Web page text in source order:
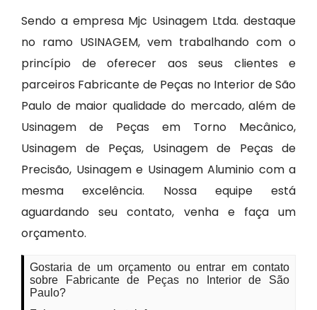
Sendo a empresa Mjc Usinagem Ltda. destaque
no ramo USINAGEM, vem trabalhando com o
princípio de oferecer aos seus clientes e
parceiros Fabricante de Peças no Interior de São
Paulo de maior qualidade do mercado, além de
Usinagem de Peças em Torno Mecânico,
Usinagem de Peças, Usinagem de Peças de
Precisão, Usinagem e Usinagem Aluminio com a
mesma excelência. Nossa equipe está
aguardando seu contato, venha e faça um
orçamento.
Gostaria de um orçamento ou entrar em contato
sobre Fabricante de Peças no Interior de São
Paulo?